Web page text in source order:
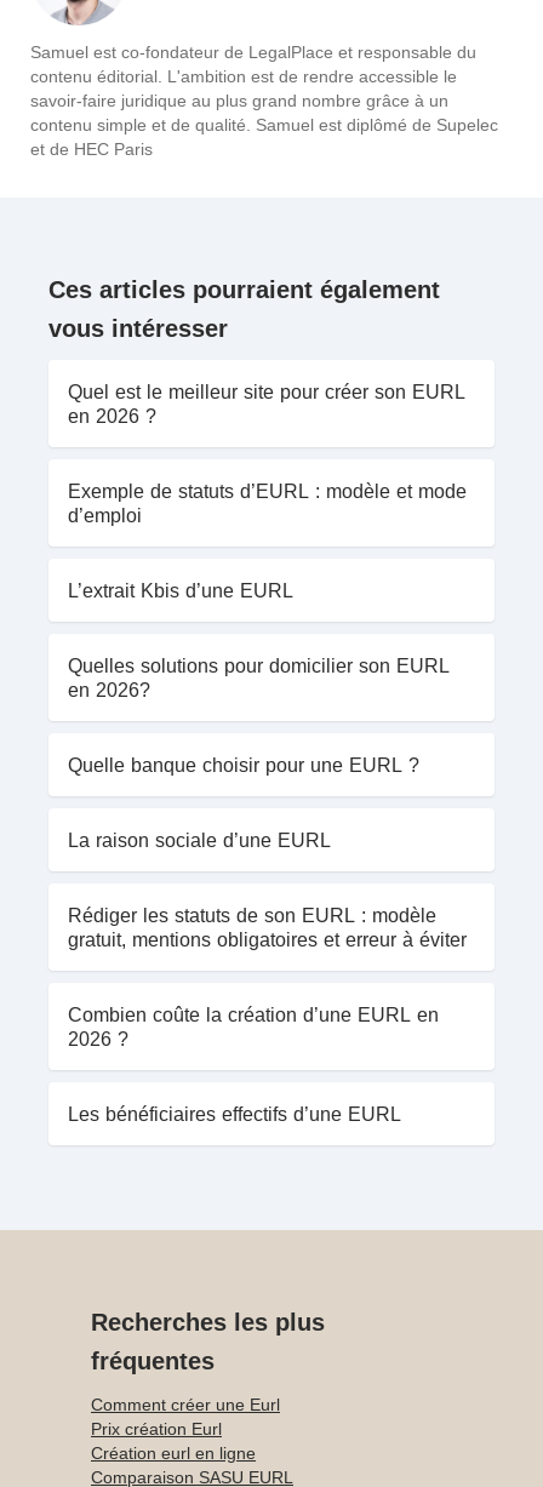
Samuel est co-fondateur de LegalPlace et responsable du
contenu éditorial. L'ambition est de rendre accessible le
savoir-faire juridique au plus grand nombre grâce à un
contenu simple et de qualité. Samuel est diplômé de Supelec
et de HEC Paris
Ces articles pourraient également
vous intéresser
Quel est le meilleur site pour créer son EURL
en 2026 ?
Exemple de statuts d’EURL : modèle et mode
d’emploi
L’extrait Kbis d’une EURL
Quelles solutions pour domicilier son EURL
en 2026?
Quelle banque choisir pour une EURL ?
La raison sociale d’une EURL
Rédiger les statuts de son EURL : modèle
gratuit, mentions obligatoires et erreur à éviter
Combien coûte la création d’une EURL en
2026 ?
Les bénéficiaires effectifs d’une EURL
Recherches les plus
fréquentes
Comment créer une Eurl
Prix création Eurl
Création eurl en ligne
Comparaison SASU EURL